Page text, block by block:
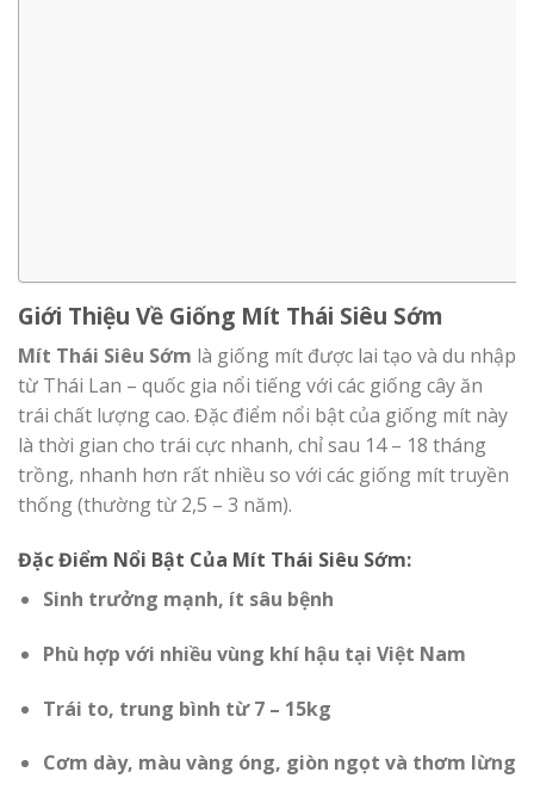
Giới Thiệu Về Giống Mít Thái Siêu Sớm
Mít Thái Siêu Sớm là giống mít được lai tạo và du nhập
từ Thái Lan – quốc gia nổi tiếng với các giống cây ăn
trái chất lượng cao. Đặc điểm nổi bật của giống mít này
là thời gian cho trái cực nhanh, chỉ sau 14 – 18 tháng
trồng, nhanh hơn rất nhiều so với các giống mít truyền
thống (thường từ 2,5 – 3 năm).
Đặc Điểm Nổi Bật Của Mít Thái Siêu Sớm:
Sinh trưởng mạnh, ít sâu bệnh
Phù hợp với nhiều vùng khí hậu tại Việt Nam
Trái to, trung bình từ 7 – 15kg
Cơm dày, màu vàng óng, giòn ngọt và thơm lừng